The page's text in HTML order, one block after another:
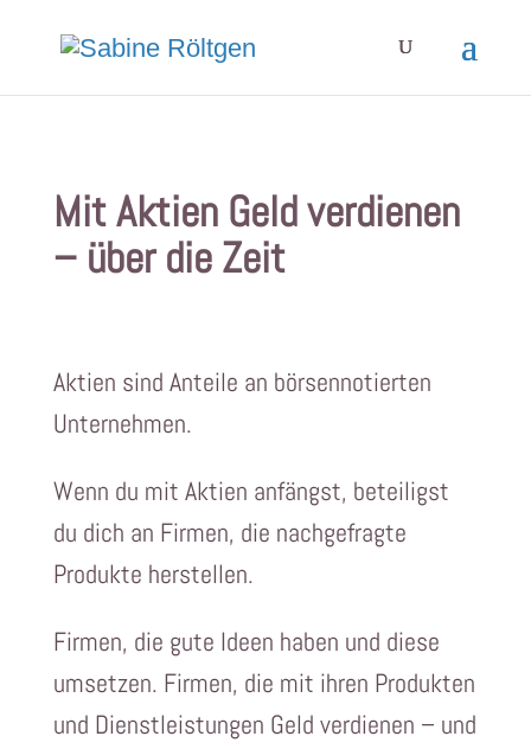
Mit Aktien Geld verdienen
– über die Zeit
Aktien sind Anteile an börsennotierten
Unternehmen.
Wenn du mit Aktien anfängst, beteiligst
du dich an Firmen, die nachgefragte
Produkte herstellen.
Firmen, die gute Ideen haben und diese
umsetzen. Firmen, die mit ihren Produkten
und Dienstleistungen Geld verdienen – und